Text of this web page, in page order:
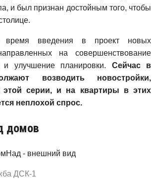
и был признан достойным того, чтобы
время введения в проект новых
на совершенствование
и улучшение планировки. Сейчас в
возводить новостройки,
этой серии, и на квартиры в этих
неплохой спрос.
домов
ДСК-1